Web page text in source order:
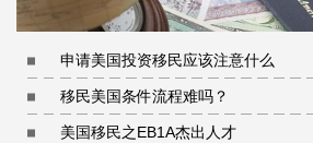
申请美国投资移民应该注意什么
移民美国条件流程难吗？
美国移民之EB1A杰出人才